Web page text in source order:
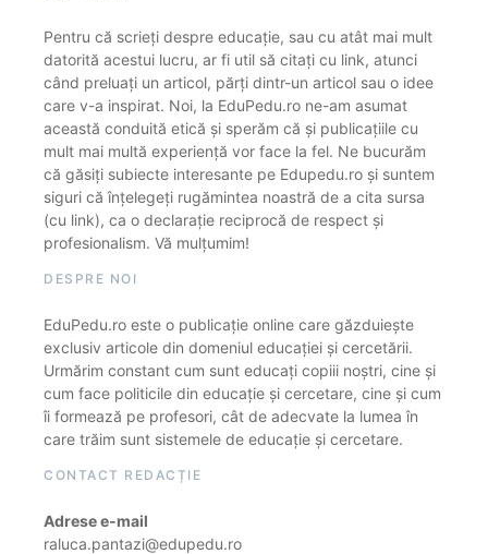
Pentru că scrieți despre educație, sau cu atât mai mult
datorită acestui lucru, ar fi util să citați cu link, atunci
când preluați un articol, părți dintr-un articol sau o idee
care v-a inspirat. Noi, la EduPedu.ro ne-am asumat
această conduită etică și sperăm că și publicațiile cu
mult mai multă experiență vor face la fel. Ne bucurăm
că găsiți subiecte interesante pe Edupedu.ro și suntem
siguri că înțelegeți rugămintea noastră de a cita sursa
(cu link), ca o declarație reciprocă de respect și
profesionalism. Vă mulțumim!
DESPRE NOI
EduPedu.ro este o publicație online care găzduiește
exclusiv articole din domeniul educației și cercetării.
Urmărim constant cum sunt educați copiii noștri, cine și
cum face politicile din educație și cercetare, cine și cum
îi formează pe profesori, cât de adecvate la lumea în
care trăim sunt sistemele de educație și cercetare.
CONTACT REDACȚIE
Adrese e-mail
raluca.pantazi@edupedu.ro